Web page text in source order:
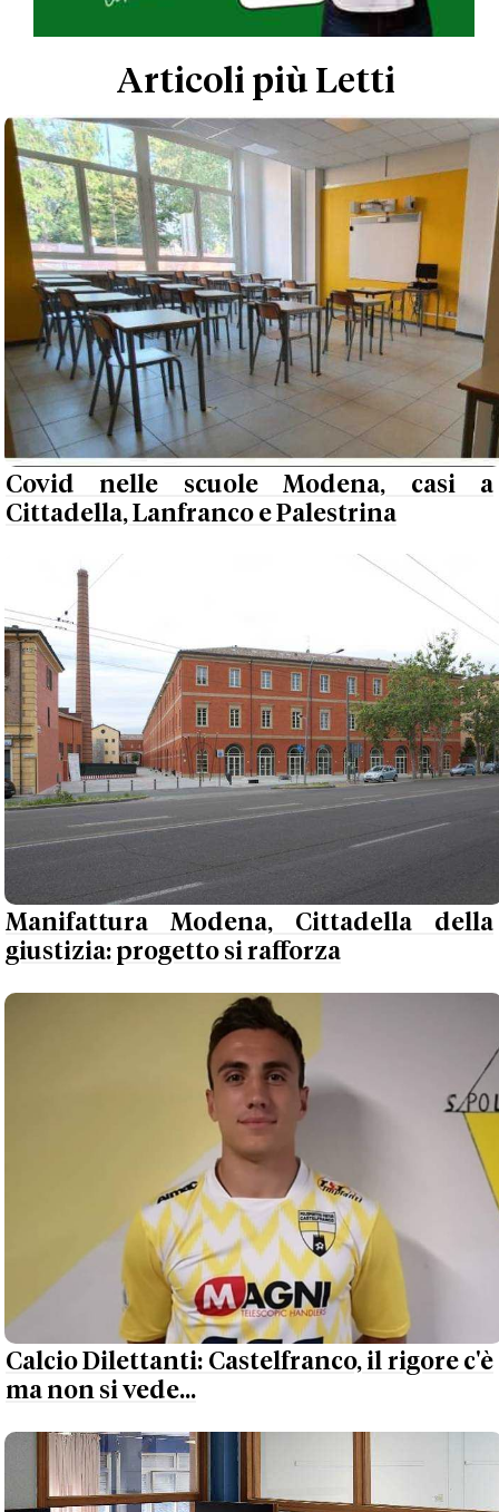
Articoli più Letti
Covid nelle scuole Modena, casi a
Cittadella, Lanfranco e Palestrina
Manifattura Modena, Cittadella della
giustizia: progetto si rafforza
Calcio Dilettanti: Castelfranco, il rigore c'è
ma non si vede...